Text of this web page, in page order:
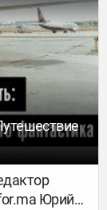
Юрий